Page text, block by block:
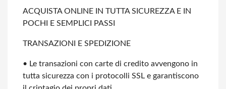
ACQUISTA ONLINE IN TUTTA SICUREZZA E IN
POCHI E SEMPLICI PASSI
TRANSAZIONI E SPEDIZIONE
• Le transazioni con carte di credito avvengono in
tutta sicurezza con i protocolli SSL e garantiscono